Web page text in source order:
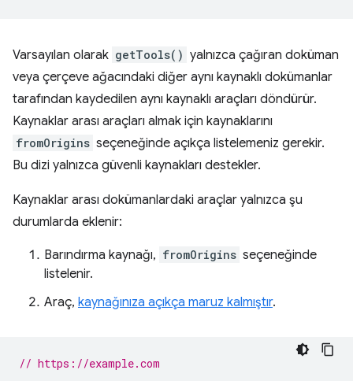
Varsayılan olarak getTools() yalnızca çağıran doküman
veya çerçeve ağacındaki diğer aynı kaynaklı dokümanlar
tarafından kaydedilen aynı kaynaklı araçları döndürür.
Kaynaklar arası araçları almak için kaynaklarını
fromOrigins seçeneğinde açıkça listelemeniz gerekir.
Bu dizi yalnızca güvenli kaynakları destekler.
Kaynaklar arası dokümanlardaki araçlar yalnızca şu
durumlarda eklenir:
Barındırma kaynağı, fromOrigins seçeneğinde
listelenir.
Araç, kaynağınıza açıkça maruz kalmıştır.
// https://example.com